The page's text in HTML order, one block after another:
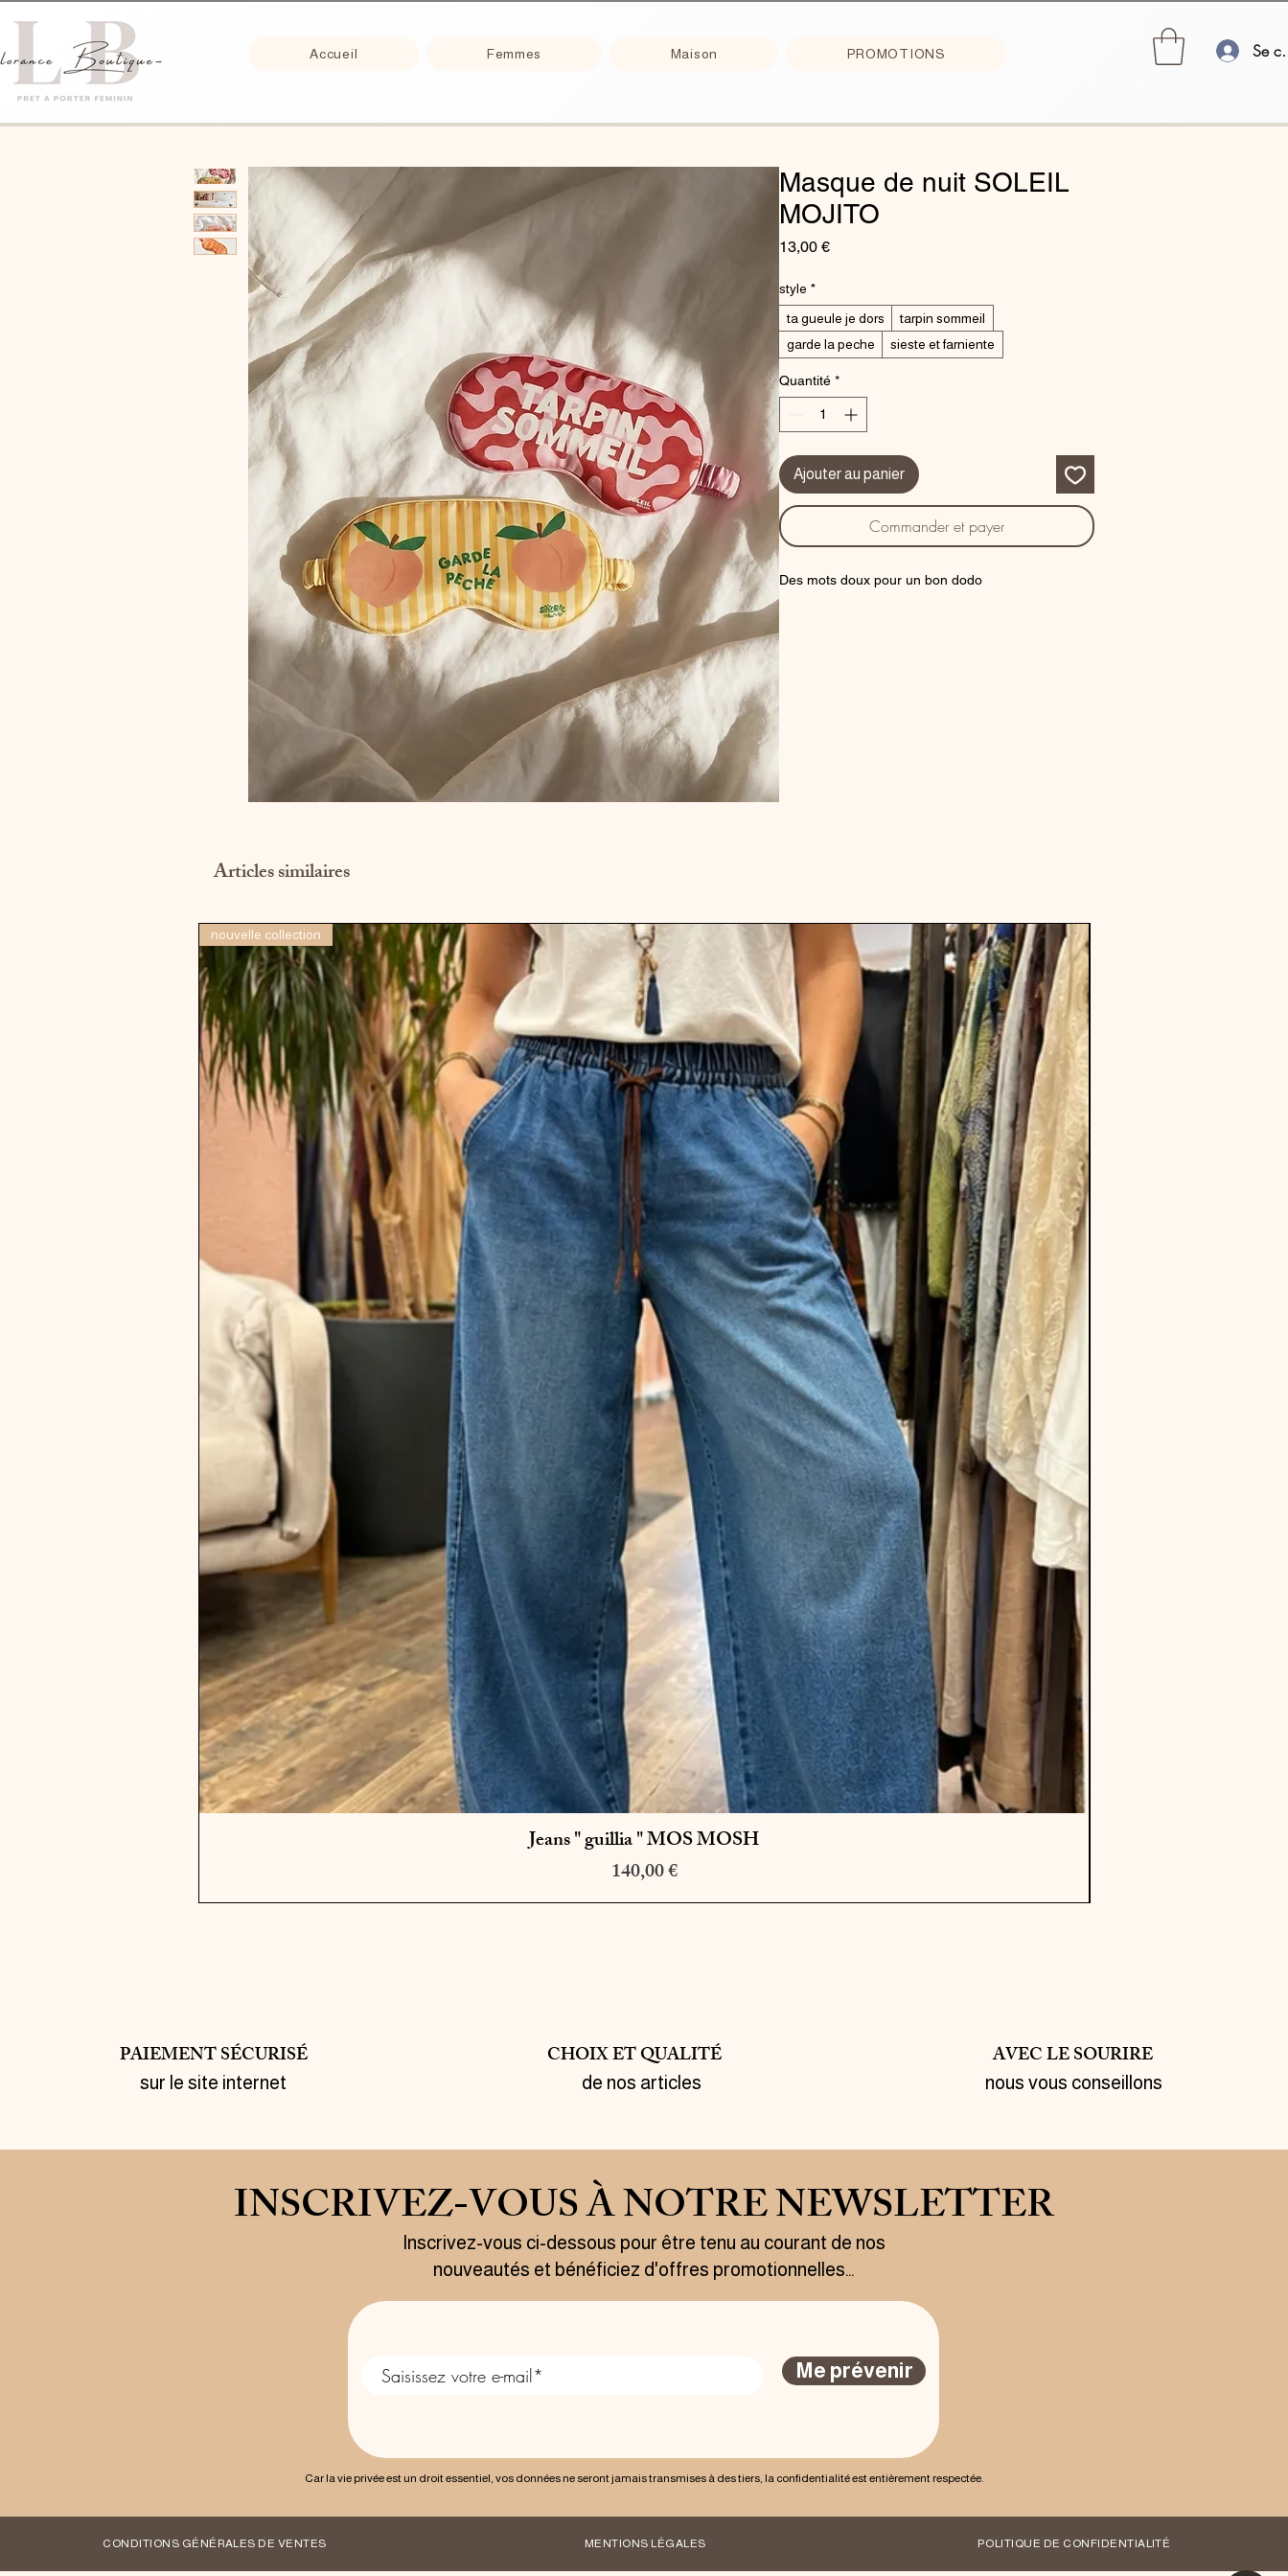
Accueil Femmes Maison PROMOTIONS Se
Masque de nuit SOLEIL
MOJITO
13,00 €Prix
style *
ta gueule je dors
tarpin sommeil
garde la peche
sieste et farniente
Quantité *
Ajouter au panier
Commander et payer
Des mots doux pour un bon dodo
Articles similaires
Aperçu rapide
nouvelle collection
Jeans " guillia " MOS MOSH
Prix
140,00 €
PAIEMENT SÉCURISÉ
sur le site internet
CHOIX ET QUALITÉ
de nos articles
AVEC LE SOURIRE
nous vous conseillons
INSCRIVEZ-VOUS À NOTRE NEWSLETTER
Inscrivez-vous ci-dessous pour être tenu au courant de nos
nouveautés et bénéficiez d'offres promotionnelles…
Me prévenir
Car la vie privée est un droit essentiel, vos données ne seront jamais transmises à des tiers, la confidentialité est entièrement respectée.
CONDITIONS GÉNÉRALES DE VENTES MENTIONS LÉGALES POLITIQUE DE CONFIDENTIALITÉ